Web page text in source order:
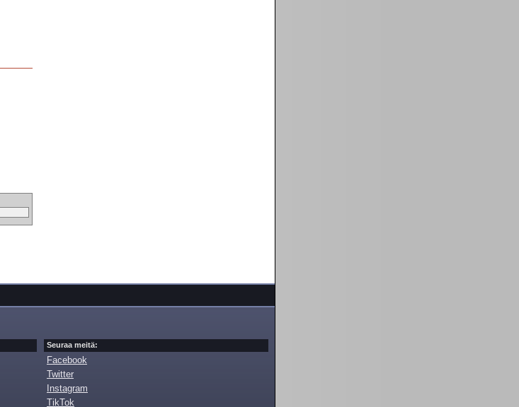
Seuraa meitä:
Facebook
Twitter
Instagram
TikTok